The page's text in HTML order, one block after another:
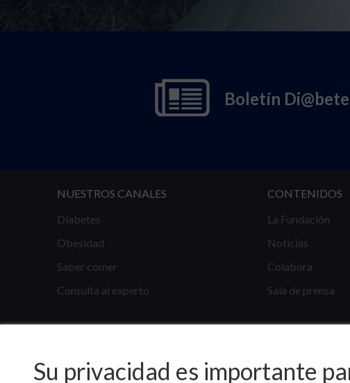
Su privacidad es importante
Boletín
NUESTROS CANALES
Diabetes
Obesidad
Saber comer
Consulta al experto
CONTENIDOS
La Fundación
Noticias
Colabora
Sala de prensa